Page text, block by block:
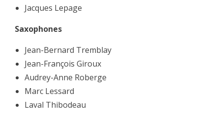
Jacques Lepage
Saxophones
Jean-Bernard Tremblay
Jean-François Giroux
Audrey-Anne Roberge
Marc Lessard
Laval Thibodeau